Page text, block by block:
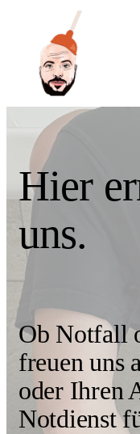
Hier
uns.
Ob Notfall
freuen uns
oder Ihren
Notdienst